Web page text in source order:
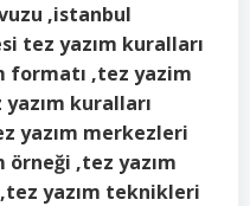
,istanbul
tez yazım kuralları
formatı ,tez yazim
kuralları
yazım merkezleri
örneği ,tez yazım
yazım teknikleri